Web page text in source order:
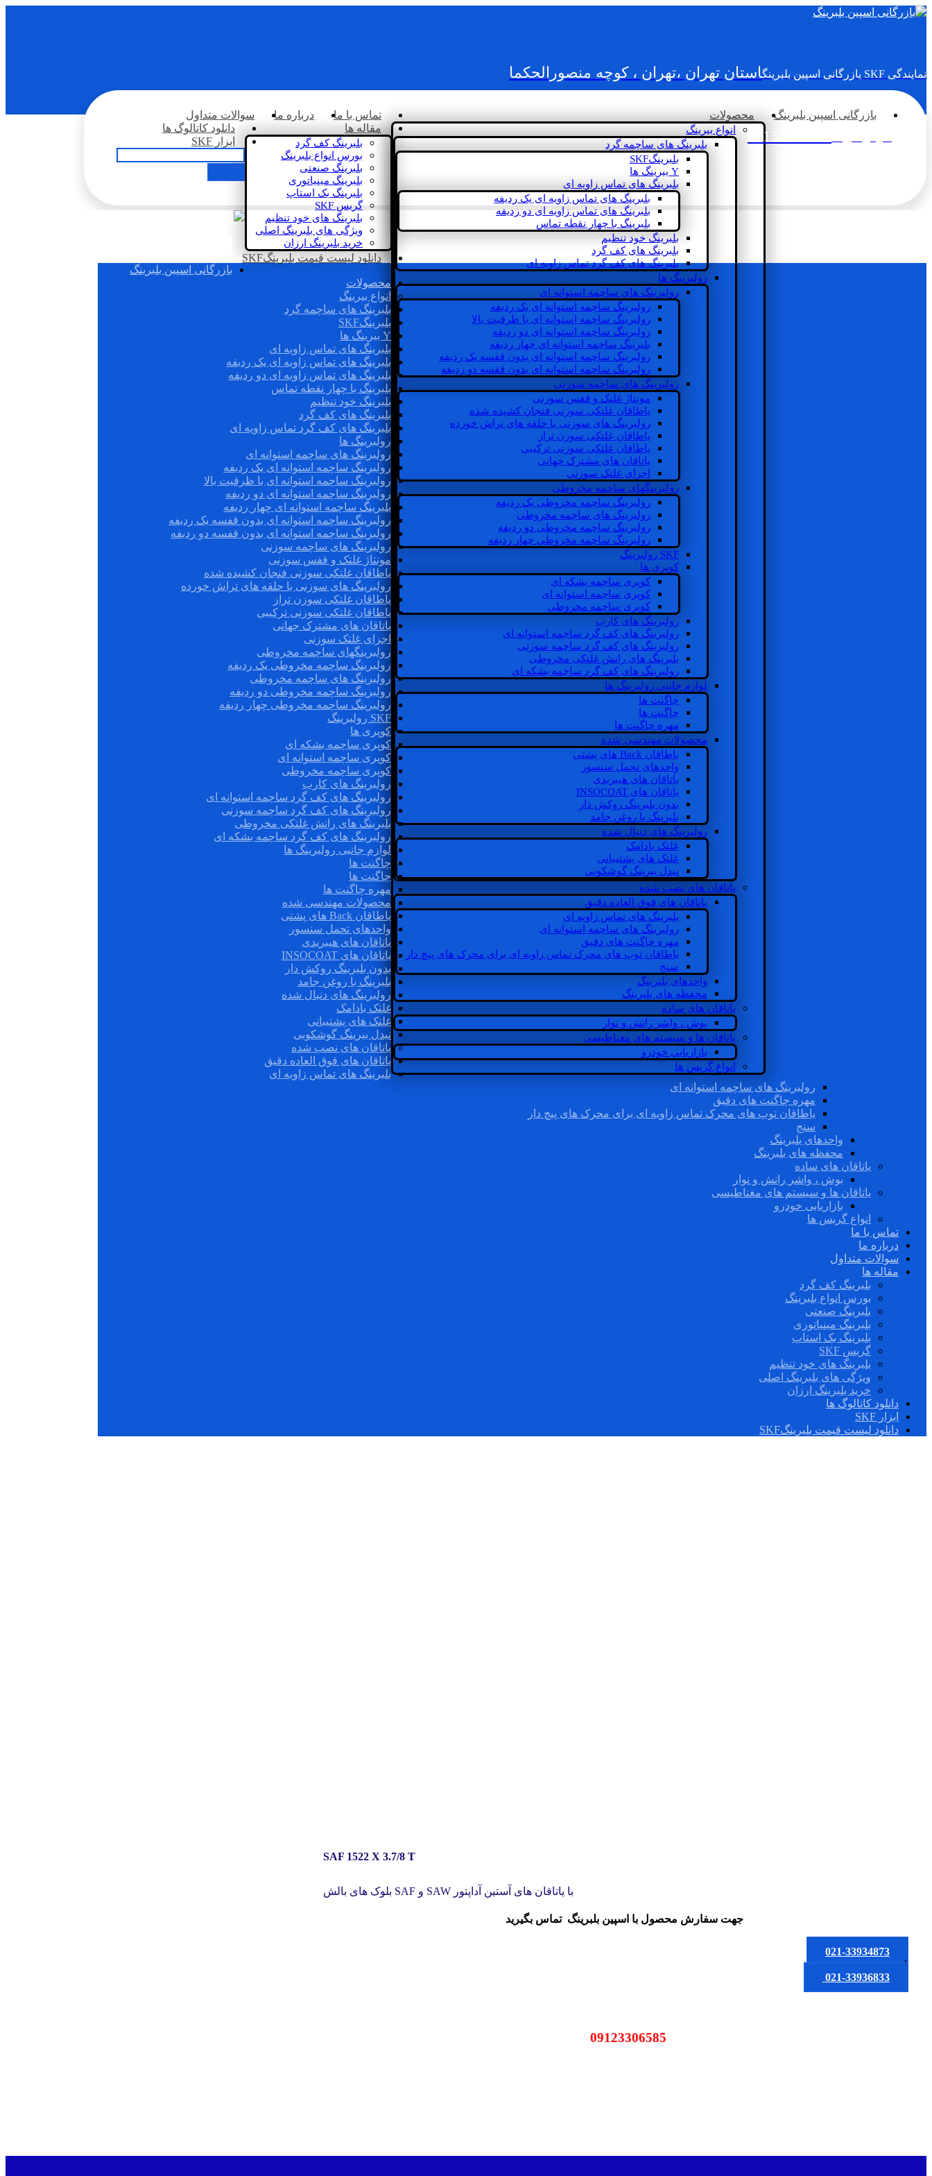
نمایندگی SKF بازرگانی اسپین بلبرینگ استان تهران ،تهران ، کوچه منصورالحکما
02133936833
بازرگانی اسپین بلبرینگ محصولات
انواع بیرینگ
بلبرینگ های ساچمه گرد
بلبرینگSKF
Y بیرینگ ها
بلبرینگ های تماس زاویه ای
بلبرینگ های تماس زاویه ای یک ردیفه
بلبرینگ های تماس زاویه ای دو ردیفه
بلبرینگ با چهار نقطه تماس
بلبرینگ خود تنظیم
بلبرینگ های کف گرد
بلبرینگ های کف گرد تماس زاویه ای
رولبرینگ ها
رولبرینگ های ساچمه استوانه ای
رولبرینگ ساچمه استوانه ای یک ردیفه
رولبرینگ ساچمه استوانه ای با ظرفیت بالا
رولبرینگ ساچمه استوانه ای دو ردیفه
بلبرینگ ساچمه استوانه ای چهار ردیفه
رولبرینگ ساچمه استوانه ای بدون قفسه یک ردیفه
رولبرینگ ساچمه استوانه ای بدون قفسه دو ردیفه
رولبرینگ های ساچمه سوزنی
مونتاژ غلتک و قفس سوزنی
یاطاقان غلتکی سوزنی فنجان کشیده شده
رولبرینگ های سوزنی با حلقه های تراش خورده
یاطاقان غلتکی سوزن تراز
یاطاقان غلتکی سوزنی ترکیبی
یاتاقان های مشترک جهانی
اجزای غلتک سوزنی
رولبرینگهای ساچمه مخروطی
رولبرینگ ساچمه مخروطی یک ردیفه
رولبرینگ های ساچمه مخروطی
رولبرینگ ساچمه مخروطی دو ردیفه
رولبرینگ ساچمه مخروطی چهار ردیفه
SKF رولبرینگ
کوپری ها
کوپری ساچمه بشکه ای
کوپری ساچمه استوانه ای
کوپری ساچمه مخروطی
رولبرینگ های کارب
رولبرینگ های کف گرد ساچمه استوانه ای
رولبرینگ های کف گرد ساچمه سوزنی
بلبرینگ های رانش غلتکی مخروطی
رولبرینگ های کف گرد ساچمه بشکه ای
لوازم جانبی رولبرینگ ها
چاگنت ها
چاگنت ها
مهره چاگنت ها
محصولات مهندسی شده
یاطاقان Back های پشتی
واحدهای تحمل سنسور
یاتاقان های هیبریدی
یاتاقان های INSOCOAT
بدون بلبرینگ روکش دار
بلبرینگ با روغن جامد
رولبرینگ های دنبال شده
غلتک بادامک
غلتک های پشتیبانی
نیدل بیرینگ گوشکوبی
یاتاقان های نصب شده
یاتاقان های فوق العاده دقیق
بلبرینگ های تماس زاویه ای
رولبرینگ های ساچمه استوانه ای
مهره چاگنت های دقیق
یاطاقان توپ های محرک تماس زاویه ای برای محرک های پیچ دار
سنج
واحدهای بلبرینگ
محفظه های بلبرینگ
یاتاقان های ساده
بوش ، واشر رانش و نوار
یاتاقان ها و سیستم های مغناطیسی
بازاریابی خودرو
انواع گریس ها
تماس با ما درباره ما
سوالات متداول
مقاله ها
بلبرینگ کف گرد
بورس انواع بلبرینگ
بلبرینگ صنعتی
بلبرینگ مینیاتوری
بلبرینگ بک استاپ
گریس SKF
بلبرینگ های خود تنظیم
ویژگی های بلبرینگ اصلی
خرید بلبرینگ ارزان
دانلود کاتالوگ ها
ابزار SKF
دانلود لیست قیمت بلبرینگSKF
بازرگانی اسپین بلبرینگ
محصولات
انواع بیرینگ
بلبرینگ های ساچمه گرد
بلبرینگSKF
Y بیرینگ ها
بلبرینگ های تماس زاویه ای
بلبرینگ های تماس زاویه ای یک ردیفه
بلبرینگ های تماس زاویه ای دو ردیفه
بلبرینگ با چهار نقطه تماس
بلبرینگ خود تنظیم
بلبرینگ های کف گرد
بلبرینگ های کف گرد تماس زاویه ای
رولبرینگ ها
رولبرینگ های ساچمه استوانه ای
رولبرینگ ساچمه استوانه ای یک ردیفه
رولبرینگ ساچمه استوانه ای با ظرفیت بالا
رولبرینگ ساچمه استوانه ای دو ردیفه
بلبرینگ ساچمه استوانه ای چهار ردیفه
رولبرینگ ساچمه استوانه ای بدون قفسه یک ردیفه
رولبرینگ ساچمه استوانه ای بدون قفسه دو ردیفه
رولبرینگ های ساچمه سوزنی
مونتاژ غلتک و قفس سوزنی
یاطاقان غلتکی سوزنی فنجان کشیده شده
رولبرینگ های سوزنی با حلقه های تراش خورده
یاطاقان غلتکی سوزن تراز
یاطاقان غلتکی سوزنی ترکیبی
یاتاقان های مشترک جهانی
اجزای غلتک سوزنی
رولبرینگهای ساچمه مخروطی
رولبرینگ ساچمه مخروطی یک ردیفه
رولبرینگ های ساچمه مخروطی
رولبرینگ ساچمه مخروطی دو ردیفه
رولبرینگ ساچمه مخروطی چهار ردیفه
SKF رولبرینگ
کوپری ها
کوپری ساچمه بشکه ای
کوپری ساچمه استوانه ای
کوپری ساچمه مخروطی
رولبرینگ های کارب
رولبرینگ های کف گرد ساچمه استوانه ای
رولبرینگ های کف گرد ساچمه سوزنی
بلبرینگ های رانش غلتکی مخروطی
رولبرینگ های کف گرد ساچمه بشکه ای
لوازم جانبی رولبرینگ ها
چاگنت ها
چاگنت ها
مهره چاگنت ها
محصولات مهندسی شده
یاطاقان Back های پشتی
واحدهای تحمل سنسور
یاتاقان های هیبریدی
یاتاقان های INSOCOAT
بدون بلبرینگ روکش دار
بلبرینگ با روغن جامد
رولبرینگ های دنبال شده
غلتک بادامک
غلتک های پشتیبانی
نیدل بیرینگ گوشکوبی
یاتاقان های نصب شده
یاتاقان های فوق العاده دقیق
بلبرینگ های تماس زاویه ای
رولبرینگ های ساچمه استوانه ای
مهره چاگنت های دقیق
یاطاقان توپ های محرک تماس زاویه ای برای محرک های پیچ دار
سنج
واحدهای بلبرینگ
محفظه های بلبرینگ
یاتاقان های ساده
بوش ، واشر رانش و نوار
یاتاقان ها و سیستم های مغناطیسی
بازاریابی خودرو
انواع گریس ها
تماس با ما
درباره ما
سوالات متداول
مقاله ها
بلبرینگ کف گرد
بورس انواع بلبرینگ
بلبرینگ صنعتی
بلبرینگ مینیاتوری
بلبرینگ بک استاپ
گریس SKF
بلبرینگ های خود تنظیم
ویژگی های بلبرینگ اصلی
خرید بلبرینگ ارزان
دانلود کاتالوگ ها
ابزار SKF
دانلود لیست قیمت بلبرینگSKF
SAF 1522 X 3.7/8 T
بلوک های بالش SAF و SAW با یاتاقان های آستین آداپتور
جهت سفارش محصول با اسپین بلبرینگ تماس بگیرید
021-33934873
یا
021-33936833